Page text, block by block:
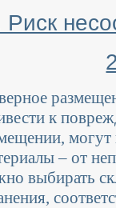
Риск
к
могут
– от
выбирать